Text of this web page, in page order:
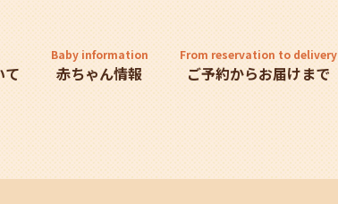
Baby information
赤ちゃん情報
From reservation to delivery
ご予約からお届けまで